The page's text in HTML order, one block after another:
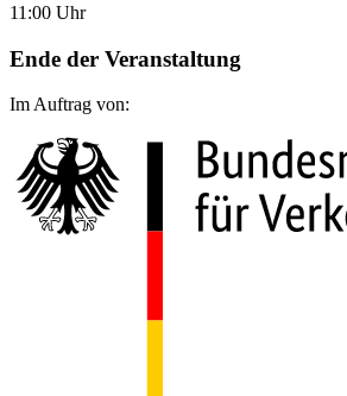
11:00 Uhr
Ende der Veranstaltung
Im Auftrag von: